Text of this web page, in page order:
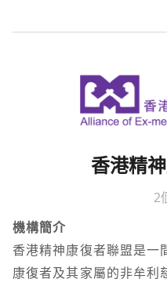
香港精
2
機構簡介
香港精神康復者聯盟是一
康復者及其家屬的非牟利